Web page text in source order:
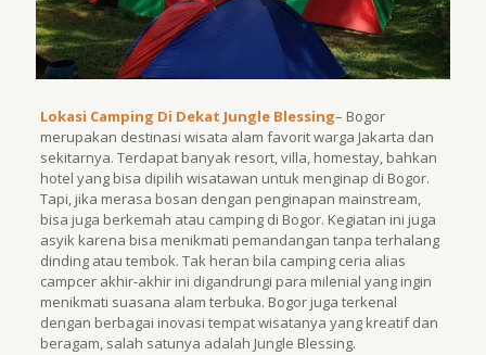
Lokasi Camping Di Dekat Jungle Blessing– Bogor
merupakan destinasi wisata alam favorit warga Jakarta dan
sekitarnya. Terdapat banyak resort, villa, homestay, bahkan
hotel yang bisa dipilih wisatawan untuk menginap di Bogor.
Tapi, jika merasa bosan dengan penginapan mainstream,
bisa juga berkemah atau camping di Bogor. Kegiatan ini juga
asyik karena bisa menikmati pemandangan tanpa terhalang
dinding atau tembok. Tak heran bila camping ceria alias
campcer akhir-akhir ini digandrungi para milenial yang ingin
menikmati suasana alam terbuka. Bogor juga terkenal
dengan berbagai inovasi tempat wisatanya yang kreatif dan
beragam, salah satunya adalah Jungle Blessing.